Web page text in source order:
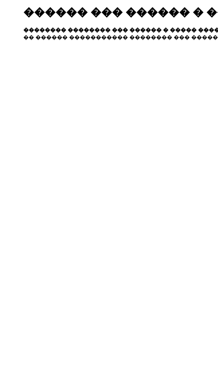
������ ��� ������ �
�������� �������� ��� ������ � �����
�� ������ ����������� �������� ���